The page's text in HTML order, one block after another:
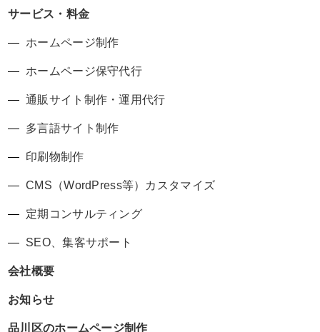
サービス・料金
ホームページ制作
ホームページ保守代行
通販サイト制作・運用代行
多言語サイト制作
印刷物制作
CMS（WordPress等）カスタマイズ
定期コンサルティング
SEO、集客サポート
会社概要
お知らせ
品川区のホームページ制作